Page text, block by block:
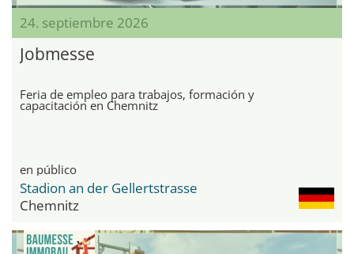
24. septiembre 2026
Jobmesse
Feria de empleo para trabajos, formación y
capacitación en Chemnitz
en público
Stadion an der Gellertstrasse
Chemnitz